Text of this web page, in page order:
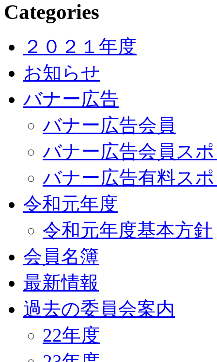
Categories
２０２１年度
お知らせ
バナー広告
バナー広告会員
バナー広告会員ス
バナー広告有料ス
令和元年度
令和元年度基本方針
会員名簿
最新情報
過去の委員会案内
22年度